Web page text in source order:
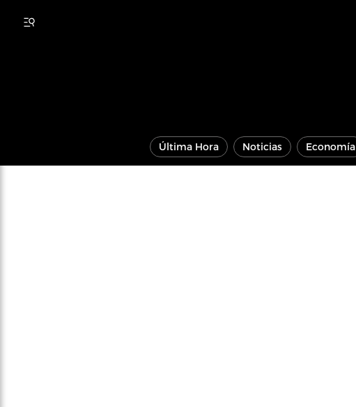
Última Hora Noticias Economía